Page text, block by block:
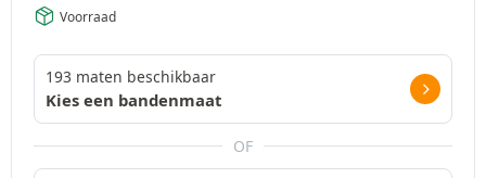
Voorraad
193 maten beschikbaar
Kies een bandenmaat
OF